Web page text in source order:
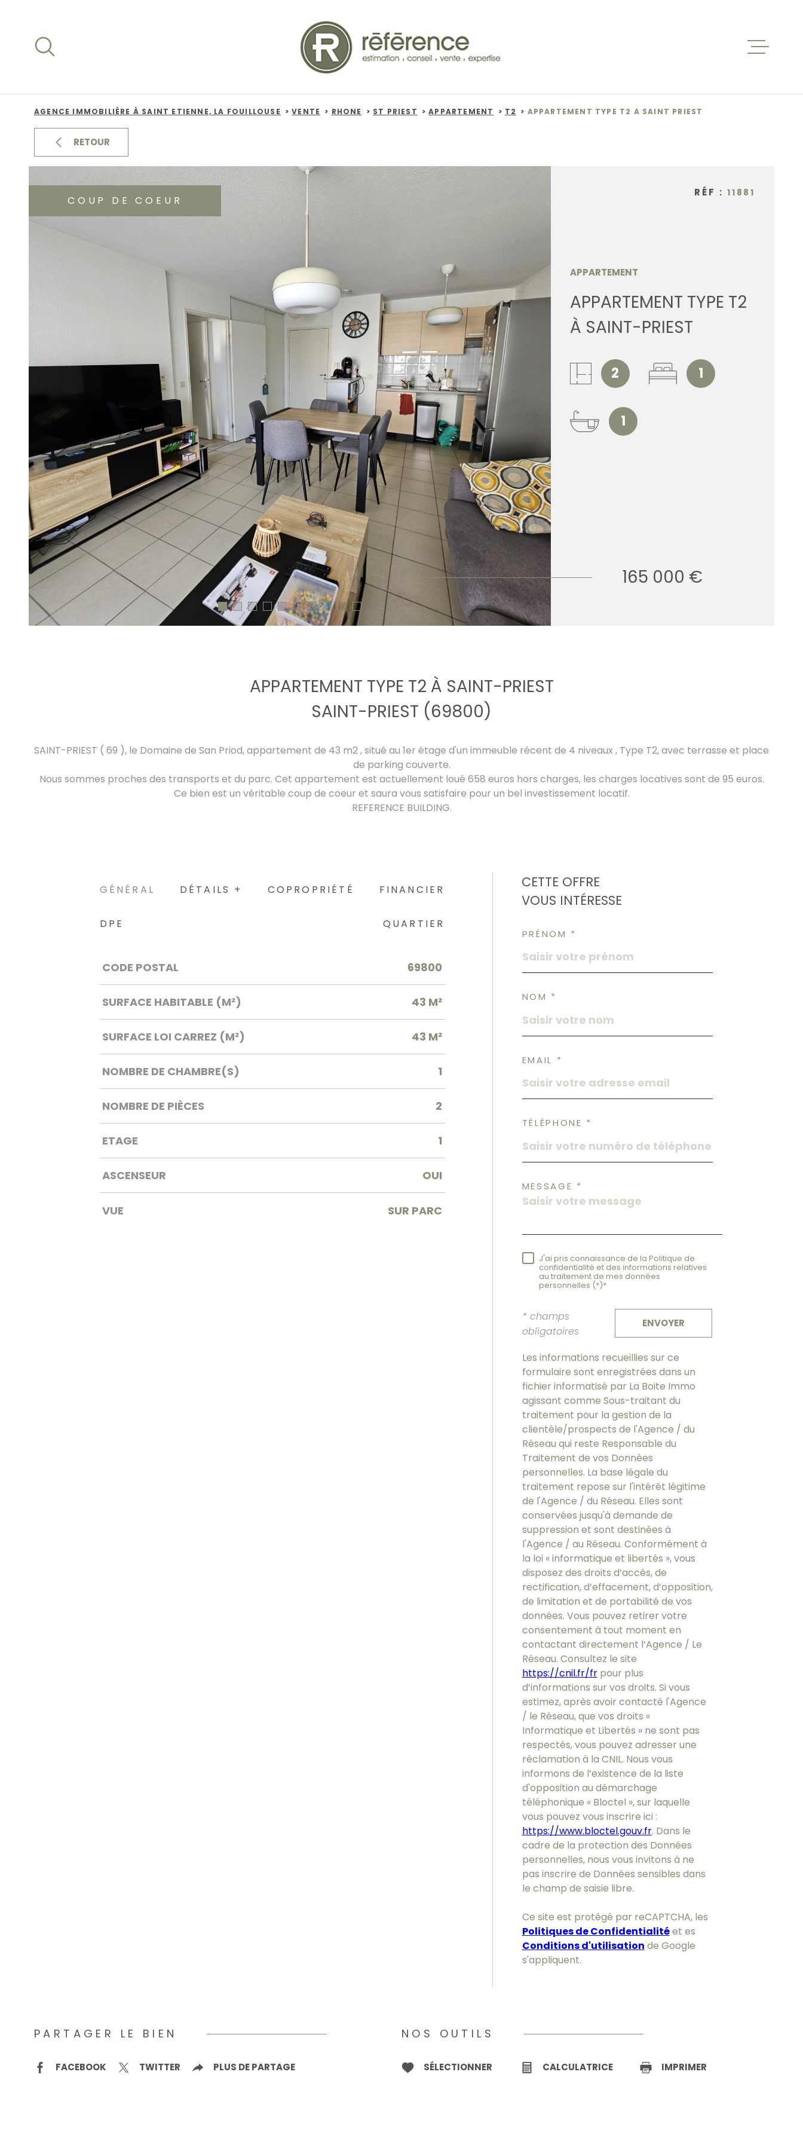
recherche
principal
contenu
AGENCE IMMOBILIÈRE À SAINT ETIENNE, LA FOUILLOUSE VENTE RHONE ST PRIEST APPARTEMENT T2 APPARTEMENT TYPE T2 A SAINT PRIEST
RETOUR
COUP DE COEUR
RÉF : 11881
APPARTEMENT
APPARTEMENT TYPE T2
À SAINT-PRIEST
2 1
1
165 000 €
APPARTEMENT TYPE T2 À SAINT-PRIEST
SAINT-PRIEST (69800)
SAINT-PRIEST ( 69 ), le Domaine de San Priod, appartement de 43 m2 , situé au 1er étage d'un immeuble récent de 4 niveaux , Type T2, avec terrasse et place
de parking couverte.
Nous sommes proches des transports et du parc. Cet appartement est actuellement loué 658 euros hors charges, les charges locatives sont de 95 euros.
Ce bien est un véritable coup de coeur et saura vous satisfaire pour un bel investissement locatif.
REFERENCE BUILDING.
GÉNÉRAL DÉTAILS + COPROPRIÉTÉ FINANCIER
DPE QUARTIER
Caractérisque Valeurs
CODE POSTAL 69800
SURFACE HABITABLE (M²) 43 M²
SURFACE LOI CARREZ (M²) 43 M²
NOMBRE DE CHAMBRE(S) 1
NOMBRE DE PIÈCES 2
ETAGE 1
ASCENSEUR OUI
VUE SUR PARC
CETTE OFFRE
VOUS INTÉRESSE
PRÉNOM *
NOM *
EMAIL *
TÉLÉPHONE *
MESSAGE *
J'ai pris connaissance de la Politique de
confidentialité et des informations relatives
au traitement de mes données
personnelles (*)*
* champs
obligatoires
ENVOYER
Les informations recueillies sur ce
formulaire sont enregistrées dans un
fichier informatisé par La Boite Immo
agissant comme Sous-traitant du
traitement pour la gestion de la
clientèle/prospects de l'Agence / du
Réseau qui reste Responsable du
Traitement de vos Données
personnelles. La base légale du
traitement repose sur l'intérêt légitime
de l'Agence / du Réseau. Elles sont
conservées jusqu'à demande de
suppression et sont destinées à
l'Agence / au Réseau. Conformément à
la loi « informatique et libertés », vous
disposez des droits d’accès, de
rectification, d’effacement, d’opposition,
de limitation et de portabilité de vos
données. Vous pouvez retirer votre
consentement à tout moment en
contactant directement l’Agence / Le
Réseau. Consultez le site
https://cnil.fr/frpour plus
d’informations sur vos droits. Si vous
estimez, après avoir contacté l'Agence
/ le Réseau, que vos droits «
Informatique et Libertés » ne sont pas
respectés, vous pouvez adresser une
réclamation à la CNIL. Nous vous
informons de l’existence de la liste
d'opposition au démarchage
téléphonique « Bloctel », sur laquelle
vous pouvez vous inscrire ici :
https://www.bloctel.gouv.fr. Dans le
cadre de la protection des Données
personnelles, nous vous invitons à ne
pas inscrire de Données sensibles dans
le champ de saisie libre.
Ce site est protégé par reCAPTCHA, les
Politiques de Confidentialitéet es
Conditions d'utilisation de Google
s'appliquent.
PARTAGER LE BIEN
FACEBOOK TWITTER PLUS DE PARTAGE
NOS OUTILS
SÉLECTIONNER CALCULATRICE IMPRIMER